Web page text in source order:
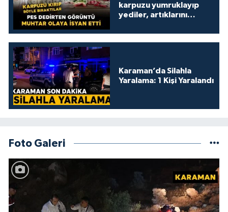
karpuzu yumruklayıp
yediler, artıklarını
Karaman’da Silahla
Yaralama: 1 Kişi Yaralandı
Foto Galeri